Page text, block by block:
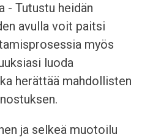
- Tutustu heidän
avulla voit paitsi
myös
luoda
herättää mahdollisten
ja selkeä muotoilu